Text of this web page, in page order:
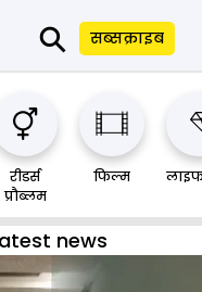
⚲ सब्सक्राइब
रीडर्स
प्रौब्लम
फिल्म
news